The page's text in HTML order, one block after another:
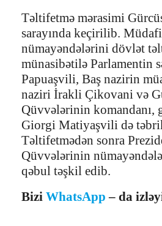
Təltifetmə mərasimi
sarayında keçirilib.
nümayəndələrini dövlət
münasibətilə Parlamentin
Papuaşvili, Baş nazirin
naziri İrakli Çikovani və
Qüvvələrinin komandanı,
Giorgi Matiyaşvili də
Təltifetmədən sonra
Qüvvələrinin
qəbul təşkil edib.
Bizi WhatsApp – da